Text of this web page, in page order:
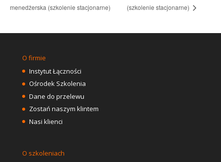
menedżerska (szkolenie stacjonarne)
(szkolenie stacjonarne)
O firmie
Instytut Łączności
Ośrodek Szkolenia
Dane do przelewu
Zostań naszym klintem
Nasi klienci
O szkoleniach